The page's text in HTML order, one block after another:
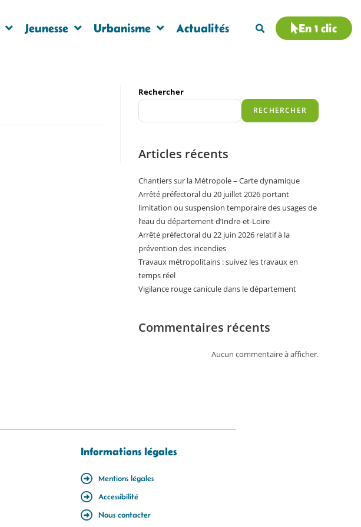
Jeunesse Urbanisme Actualités En 1 clic
Rechercher
RECHERCHER
Articles récents
Chantiers sur la Métropole – Carte dynamique
Arrêté préfectoral du 20 juillet 2026 portant
limitation ou suspension temporaire des usages de
l’eau du département d’Indre-et-Loire
Arrêté préfectoral du 22 juin 2026 relatif à la
prévention des incendies
Travaux métropolitains : suivez les travaux en
temps réel
Vigilance rouge canicule dans le département
Commentaires récents
Aucun commentaire à afficher.
Informations légales
Mentions légales
Accessibilité
Nous contacter